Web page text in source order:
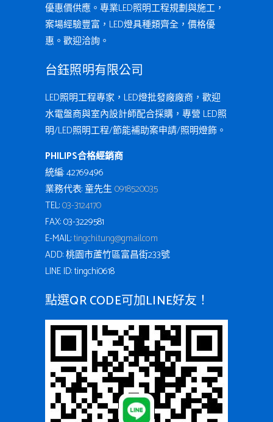
優惠價供應。專業LED照明工程規劃與施工，
案場經驗豐富，LED燈具種類齊全，價格優
惠。歡迎洽詢。
台鈺照明有限公司
LED照明工程專家，LED燈批發廠廠商，歡迎
水電盤商與室內設計師配合採購，專營 LED照
明/LED照明工程/節能補助案申請/照明燈飾。
PHILIPS合格經銷商
統編: 42769496
業務代表: 童先生0918520035
TEL:03-3124170
FAX: 03-3229581
E-MAIL:tingchi.tung@gmail.com
ADD: 桃園市蘆竹區富昌街233號
LINE ID: tingchi0618
點選QR CODE可加LINE好友！